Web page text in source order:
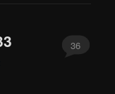
36